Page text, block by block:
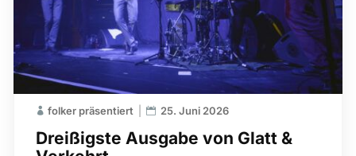
Dreißigste Ausgabe von Glatt &
folker präsentiert 25. Juni 2026